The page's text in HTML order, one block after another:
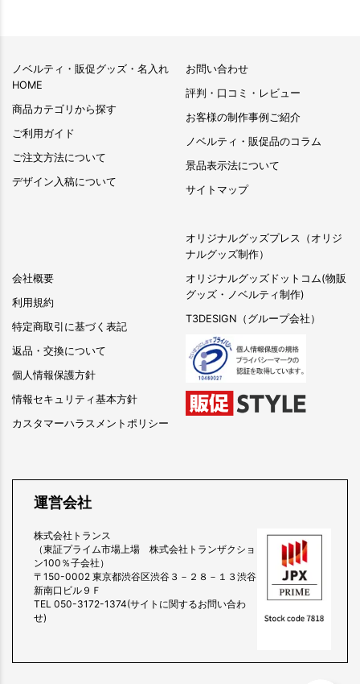
ノベルティ・販促グッズ・名入れ
HOME
商品カテゴリから探す
ご利用ガイド
ご注文方法について
デザイン入稿について
会社概要
利用規約
特定商取引に基づく表記
返品・交換について
個人情報保護方針
情報セキュリティ基本方針
カスタマーハラスメントポリシー
お問い合わせ
評判・口コミ・レビュー
お客様の制作事例ご紹介
ノベルティ・販促品のコラム
景品表示法について
サイトマップ
オリジナルグッズプレス（オリジ
ナルグッズ制作）
オリジナルグッズドットコム(物販
グッズ・ノベルティ制作)
T3DESIGN（グループ会社）
運営会社
株式会社トランス
（東証プライム市場上場 株式会社トランザクショ
ン100％子会社）
〒150-0002 東京都渋谷区渋谷３－２８－１３渋谷
新南口ビル９Ｆ
TEL 050-3172-1374(サイトに関するお問い合わ
せ)